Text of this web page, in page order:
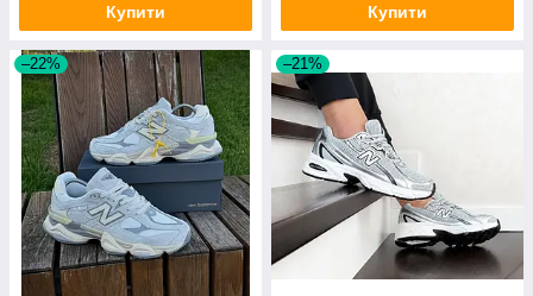
Купити Купити
–22% –21%